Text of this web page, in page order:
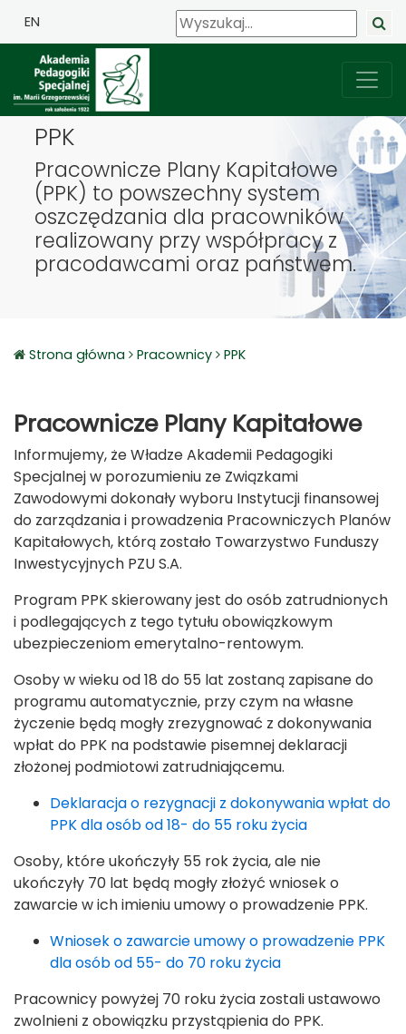
EN
PPK
Pracownicze Plany Kapitałowe
(PPK) to powszechny system
oszczędzania dla pracowników
realizowany przy współpracy z
pracodawcami oraz państwem.
Strona główna Pracownicy PPK
Pracownicze Plany Kapitałowe
Informujemy, że Władze Akademii Pedagogiki
Specjalnej w porozumieniu ze Związkami
Zawodowymi dokonały wyboru Instytucji finansowej
do zarządzania i prowadzenia Pracowniczych Planów
Kapitałowych, którą zostało Towarzystwo Funduszy
Inwestycyjnych PZU S.A.
Program PPK skierowany jest do osób zatrudnionych
i podlegających z tego tytułu obowiązkowym
ubezpieczeniom emerytalno-rentowym.
Osoby w wieku od 18 do 55 lat zostaną zapisane do
programu automatycznie, przy czym na własne
życzenie będą mogły zrezygnować z dokonywania
wpłat do PPK na podstawie pisemnej deklaracji
złożonej podmiotowi zatrudniającemu.
Deklaracja o rezygnacji z dokonywania wpłat do
PPK dla osób od 18- do 55 roku życia
Osoby, które ukończyły 55 rok życia, ale nie
ukończyły 70 lat będą mogły złożyć wniosek o
zawarcie w ich imieniu umowy o prowadzenie PPK.
Wniosek o zawarcie umowy o prowadzenie PPK
dla osób od 55- do 70 roku życia
Pracownicy powyżej 70 roku życia zostali ustawowo
zwolnieni z obowiązku przystąpienia do PPK.